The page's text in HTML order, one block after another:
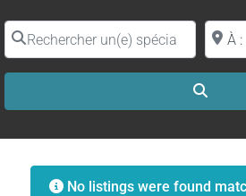
Rechercher un(e) spécialiste par nom
No listings were found